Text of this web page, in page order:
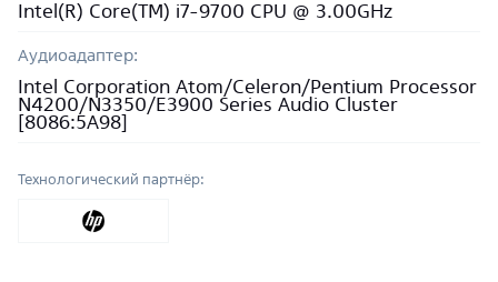
Intel(R) Core(TM) i7-9700 CPU @ 3.00GHz
Аудиоадаптер:
Intel Corporation Atom/Celeron/Pentium Processor
N4200/N3350/E3900 Series Audio Cluster
[8086:5A98]
Технологический партнёр: